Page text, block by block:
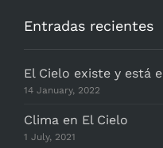
Entradas recientes
El Cielo existe y está
14 January, 2022
Clima en El Cielo
1 July, 2021